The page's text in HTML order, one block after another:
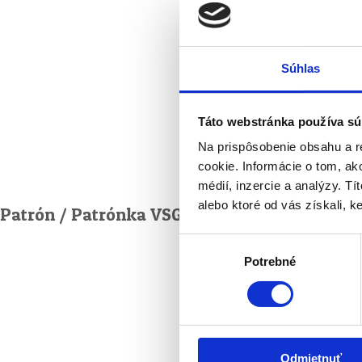
Súhlas
Táto webstránka používa
Na prispôsobenie obsahu a
cookie. Informácie o tom,
médií, inzercie a analýzy.
alebo ktoré od vás získali,
Potrebné
Odmietnuť
Patrón / Patrónka VSG — 200 € na rok